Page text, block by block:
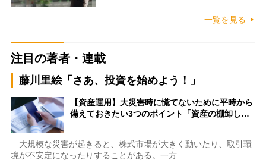
一覧を見る
注目の著者・連載
藤川里絵「さあ、投資を始めよう！」
【資産運用】大災害時に慌てないために平時から
備えておきたい3つのポイント「資産の棚卸し…
大規模な災害が起きると、株式市場が大きく動いたり、取引環
境が不安定になったりすることがある。一方…